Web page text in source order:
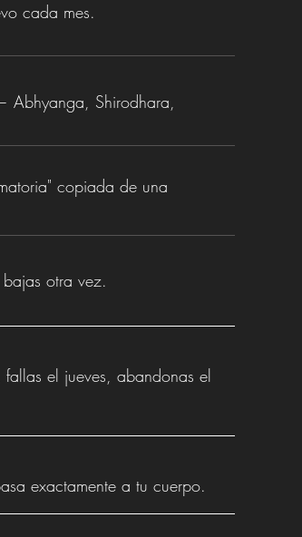
cada mes.
Abhyanga, Shirodhara,
copiada de una
otra vez.
el jueves, abandonas el
exactamente a tu cuerpo.